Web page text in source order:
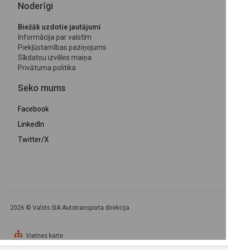
Noderīgi
Biežāk uzdotie jautājumi
Informācija par valstīm
Piekļūstamības paziņojums
Sīkdatņu izvēles maiņa
Privātuma politika
Seko mums
Facebook
LinkedIn
Twitter/X
2026 © Valsts SIA Autotransporta direkcija
Vietnes karte